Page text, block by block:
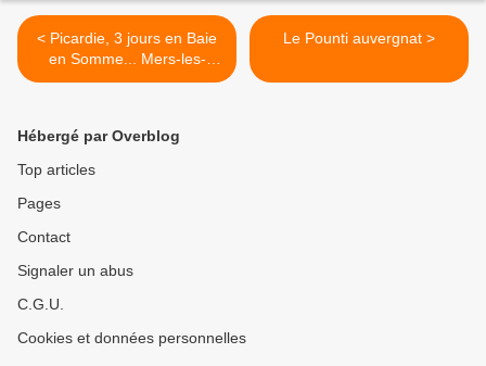
< Picardie, 3 jours en Baie
en Somme... Mers-les-
Bains
Le Pounti auvergnat >
Hébergé par Overblog
Top articles
Pages
Contact
Signaler un abus
C.G.U.
Cookies et données personnelles